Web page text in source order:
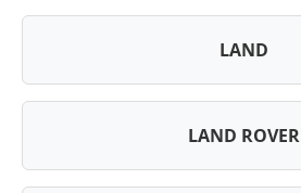
LAND
LAND ROVER